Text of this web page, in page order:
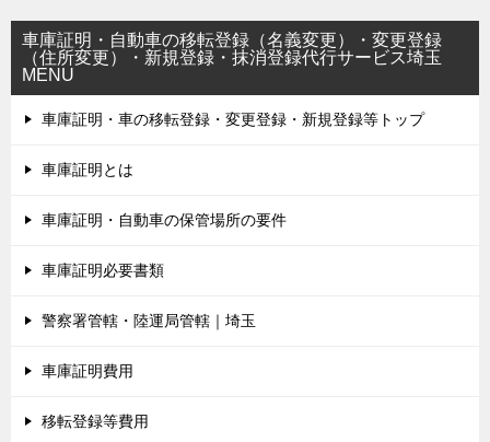
車庫証明・自動車の移転登録（名義変更）・変更登録
（住所変更）・新規登録・抹消登録代行サービス埼玉
MENU
車庫証明・車の移転登録・変更登録・新規登録等トップ
車庫証明とは
車庫証明・自動車の保管場所の要件
車庫証明必要書類
警察署管轄・陸運局管轄｜埼玉
車庫証明費用
移転登録等費用